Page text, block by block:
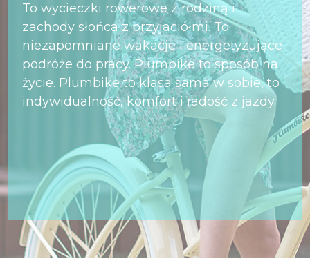
To wycieczki rowerowe z rodziną i
zachody słońca z przyjaciółmi. To
niezapomniane wakacje i energetyzujące
podróże do pracy. Plumbike to sposób na
życie. Plumbike to klasa sama w sobie, to
indywidualność, komfort i radość z jazdy.